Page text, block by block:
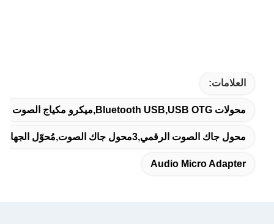
العلامات:
محولات Bluetooth USB,USB OTG,ميكرو مكياج الصوت
محول جاك الصوت الرقمي,3محول جاك الصوت,مُحوّل الجهاز الصوتي E01
Audio Micro Adapter